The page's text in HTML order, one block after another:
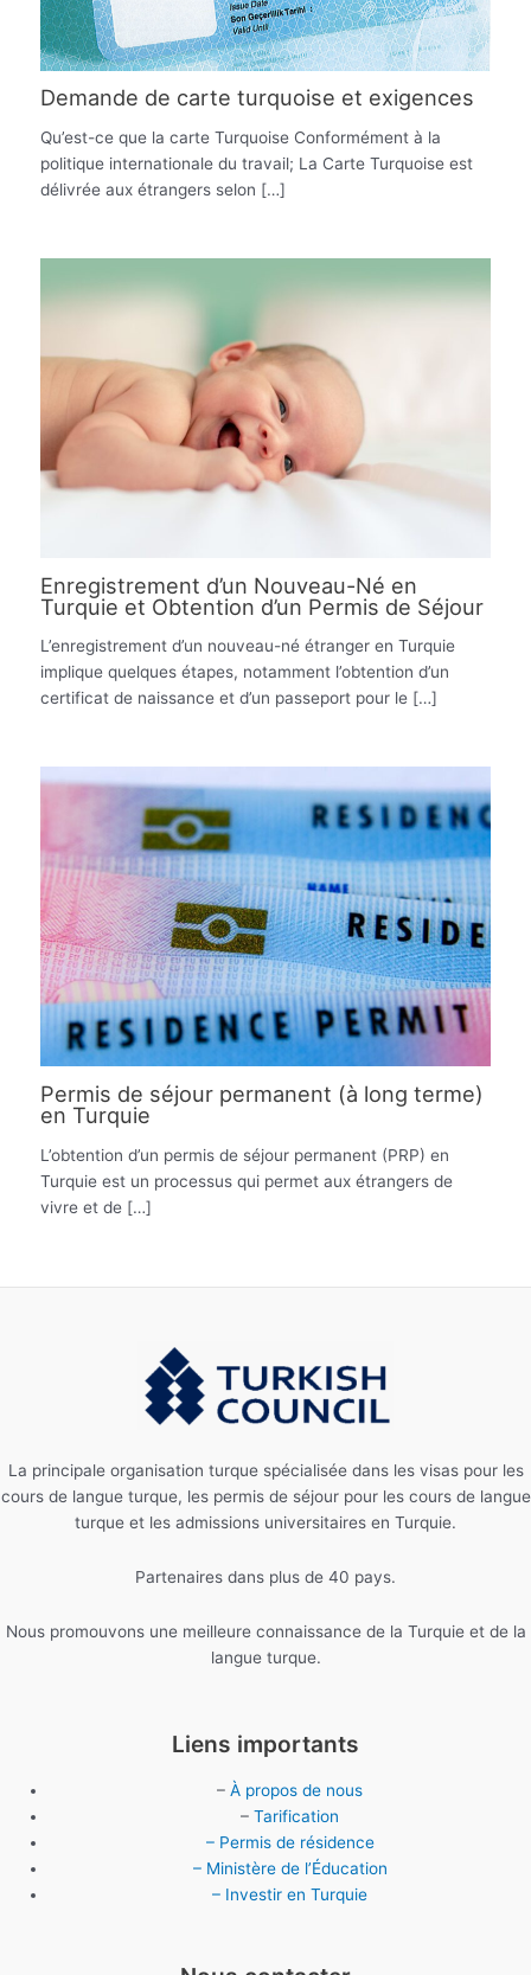
Demande de carte turquoise et exigences
Qu’est-ce que la carte Turquoise Conformément à la
politique internationale du travail; La Carte Turquoise est
délivrée aux étrangers selon […]
Enregistrement d’un Nouveau-Né en
Turquie et Obtention d’un Permis de Séjour
L’enregistrement d’un nouveau-né étranger en Turquie
implique quelques étapes, notamment l’obtention d’un
certificat de naissance et d’un passeport pour le […]
Permis de séjour permanent (à long terme)
en Turquie
L’obtention d’un permis de séjour permanent (PRP) en
Turquie est un processus qui permet aux étrangers de
vivre et de […]
La principale organisation turque spécialisée dans les visas pour les
cours de langue turque, les permis de séjour pour les cours de langue
turque et les admissions universitaires en Turquie.
Partenaires dans plus de 40 pays.
Nous promouvons une meilleure connaissance de la Turquie et de la
langue turque.
Liens importants
–À propos de nous
–Tarification
– Permis de résidence
– Ministère de l’Éducation
– Investir en Turquie